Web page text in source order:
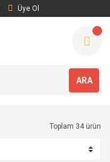
Üye Ol
ARA
Toplam 34 ürün